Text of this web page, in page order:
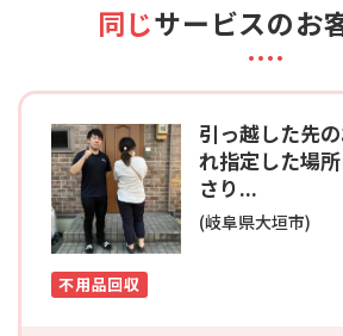
同じサービスのお
引っ越した先
れ指定した場
さり...
(岐阜県大垣市)
不用品回収